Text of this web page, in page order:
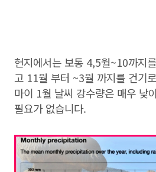
현지에서는 보통 4,5월~10까지
고 11월 부터 ~3월 까지를 건기
마이 1월 날씨 강수량은 매우 낮
필요가 없습니다.